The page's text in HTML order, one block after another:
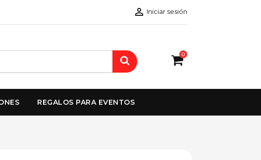
 Iniciar sesión
0
REGALOS PARA EVENTOS